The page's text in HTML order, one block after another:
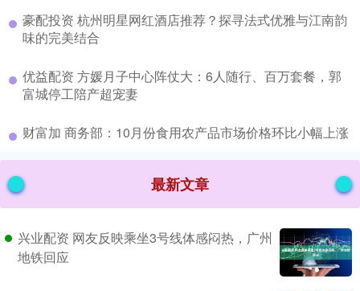
​豪配投资 杭州明星网红酒店推荐？探寻法式优雅与江南韵
味的完美结合
​优益配资 方媛月子中心阵仗大：6人随行、百万套餐，郭
富城停工陪产超宠妻
​财富加 商务部：10月份食用农产品市场价格环比小幅上涨
最新文章
兴业配资 网友反映乘坐3号线体感闷热，广州
地铁回应